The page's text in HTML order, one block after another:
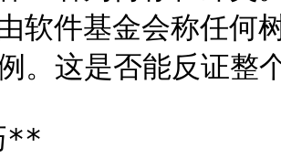
件基金会称任何
。这是否能反证
**